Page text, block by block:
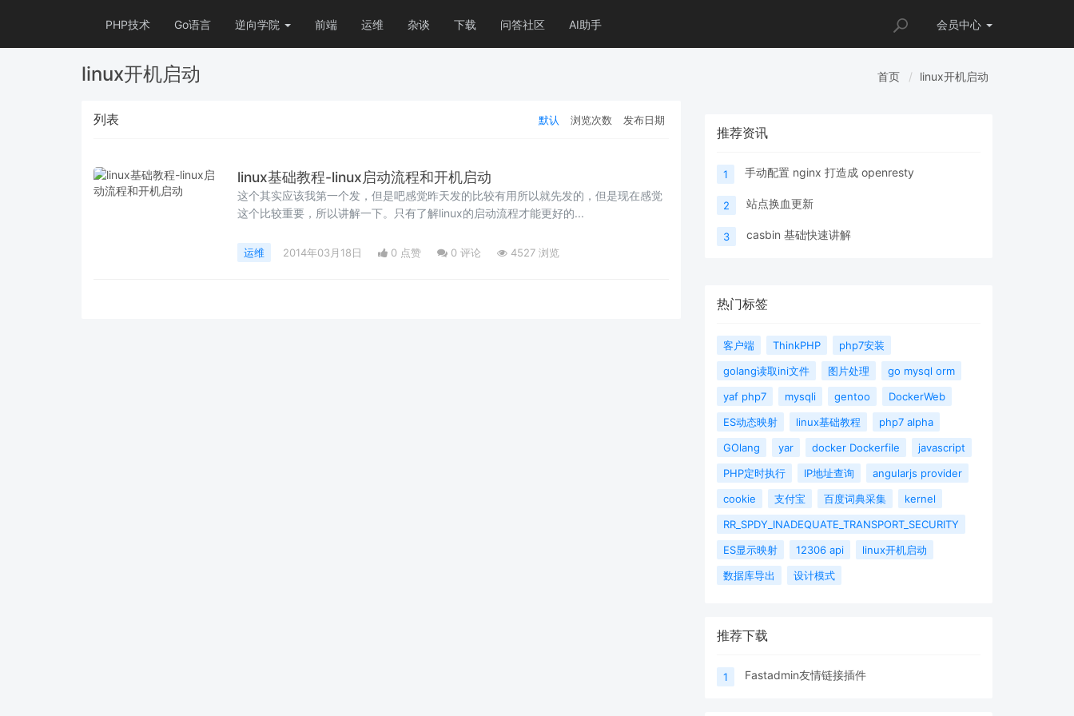
会员中心
PHP技术 Go语言 逆向学院 前端 运维 杂谈 下载 问答社区 AI助手
linux开机启动 首页 linux开机启动
列表 默认 浏览次数 发布日期
linux基础教程-linux启动流程和开机启动
这个其实应该我第一个发，但是吧感觉昨天发的比较有用所以就先发的，但是现在感觉
这个比较重要，所以讲解一下。只有了解linux的启动流程才能更好的...
运维 2014年03月18日 0 点赞 0 评论 4527 浏览
推荐资讯
1 手动配置 nginx 打造成 openresty
2 站点换血更新
3 casbin 基础快速讲解
热门标签
客户端 ThinkPHP
php7安装
golang读取ini文件
图片处理
go mysql orm
yaf php7
mysqli gentoo
DockerWeb
ES动态映射
linux基础教程
php7 alpha
GOlang
yar docker Dockerfile
javascript
PHP定时执行
IP地址查询
angularjs provider
cookie
支付宝 百度词典采集
kernel
RR_SPDY_INADEQUATE_TRANSPORT_SECURITY
ES显示映射
12306 api
linux开机启动
数据库导出
设计模式
推荐下载
1 Fastadmin友情链接插件